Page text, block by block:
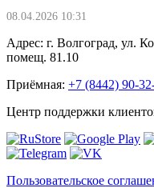
08.04.2026 10:31
Адрес: г. Волгоград, ул.
помещ. 81.10
Приёмная: +7 (8442) 90-
Центр поддержки
Пользовательское